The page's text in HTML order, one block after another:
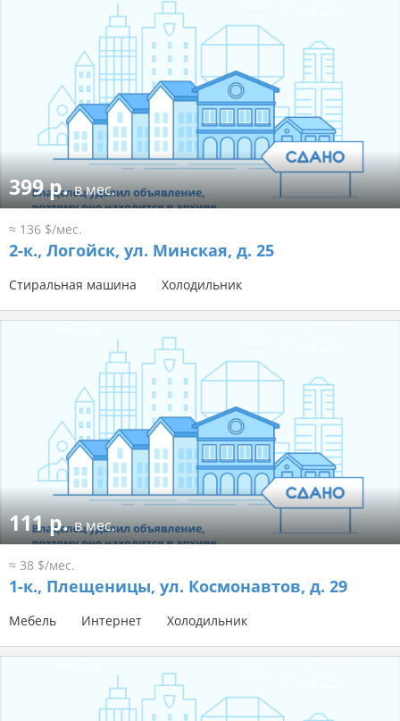
399 р.в мес.
≈ 136 $/мес.
2-к., Логойск, ул. Минская, д. 25
Стиральная машина Холодильник
111 р.в мес.
≈ 38 $/мес.
1-к., Плещеницы, ул. Космонавтов, д. 29
Мебель Интернет Холодильник